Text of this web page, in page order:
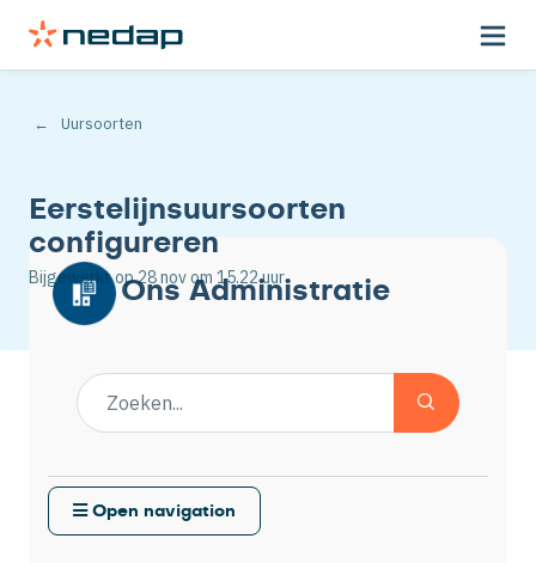
Uursoorten
Eerstelijnsuursoorten
configureren
Bijgewerkt op28 novom 15.22 uur
Ons Administratie
Open navigation